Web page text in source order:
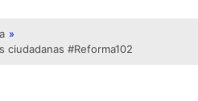
»
ciudadanas #Reforma102